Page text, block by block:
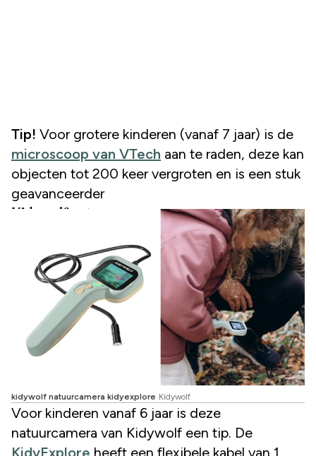
Tip! Voor grotere kinderen (vanaf 7 jaar) is de
microscoop van VTech aan te raden, deze kan
objecten tot 200 keer vergroten en is een stuk
geavanceerder
Kidywolf natuurcamera
kidywolf natuurcamera kidyexplore Kidywolf
Voor kinderen vanaf 6 jaar is deze
natuurcamera van Kidywolf een tip. De
KidyExplore heeft een flexibele kabel van 1